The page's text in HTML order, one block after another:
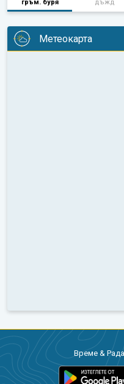
гръм. буря дъжд
Метеокарта
Време &